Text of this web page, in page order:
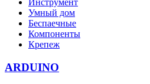
Инструмент
Умный дом
Беспаечные
Компоненты
Крепеж
ARDUINO